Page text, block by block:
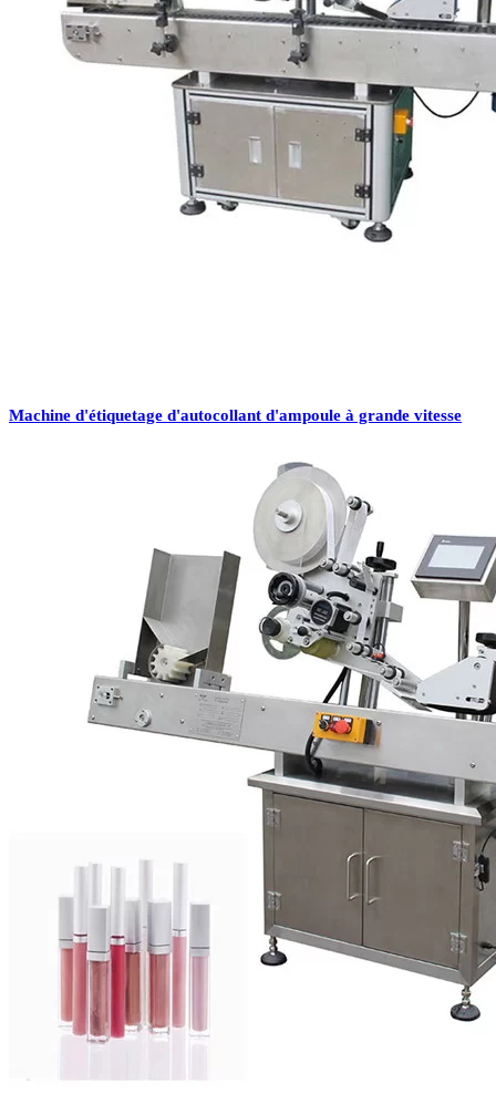
Machine d'étiquetage d'autocollant d'ampoule à grande vitesse